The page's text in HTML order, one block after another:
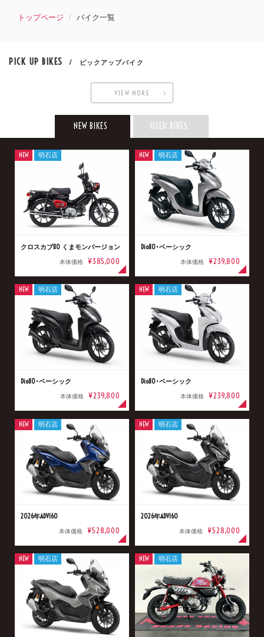
トップページ バイク一覧
PICK UP BIKES / ピックアップバイク
VIEW MORE
NEW BIKES USED BIKES
クロスカブ110 くまモンバージョン
本体価格 ¥385,000
NEW 明石店
Dio110･ベーシック
本体価格 ¥239,800
NEW 明石店
Dio110･ベーシック
本体価格 ¥239,800
NEW 明石店
Dio110･ベーシック
本体価格 ¥239,800
NEW 明石店
2026年ADV160
本体価格 ¥528,000
NEW 明石店
2026年ADV160
本体価格 ¥528,000
NEW 明石店
NEW 明石店 NEW 明石店